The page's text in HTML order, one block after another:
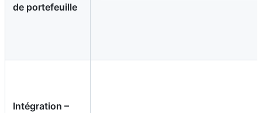
de portefeuille
Intégration –